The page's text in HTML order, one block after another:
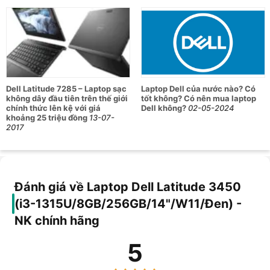
Màn hình 14 inch Full HD
: độ phân giải 1920 × 1080;
theo Dell, các tùy chọn FHD của Latitude 3450 đều là
60Hz và có chống chói.
Kết nối văn phòng đầy đủ
: có USB4 20Gbps hỗ trợ
DisplayPort/Power Delivery, USB-A, HDMI, RJ45, jack
âm thanh, Wi‑Fi 6/Bluetooth 5.3 và Windows 11 Pro.
Bảng thông số kỹ thuật Dell Latitude
3450 có đặc điểm gì?
Tên sản phẩm
Dell Latitude 3450
Mã/SKU
P169G003NK
CPU
6 nhân, 8 luồng
Dell Latitude 7285 – Laptop sạc
không dây đầu tiên trên thế giới
chính thức lên kệ với giá
khoảng 25 triệu đồng 13-07-
2017
Laptop Dell của nước nào? Có
tốt không? Có nên mua laptop
Dell không?02-05-2024
Đánh giá về Laptop Dell Latitude 3450
(i3-1315U/8GB/256GB/14"/W11/Đen) -
NK chính hãng
5